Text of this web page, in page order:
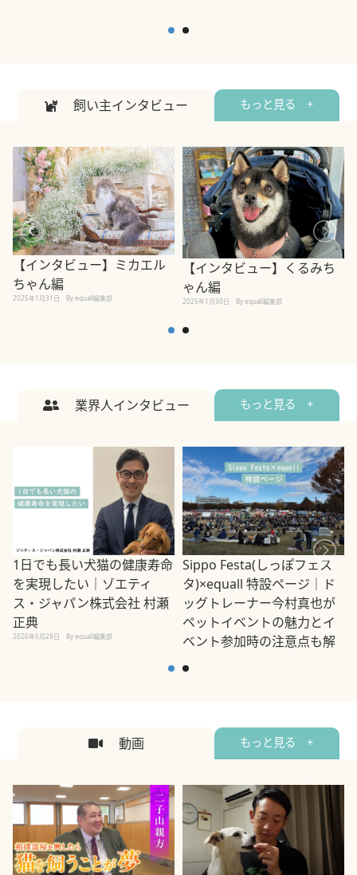
飼い主インタビュー もっと見る +
【インタビュー】ミカエル
ちゃん編
2025年1月31日 By equall編集部
【インタビュー】くるみち
ゃん編
2025年1月30日 By equall編集部
業界人インタビュー もっと見る +
1日でも長い犬猫の健康寿命
を実現したい｜ゾエティ
ス・ジャパン株式会社 村瀬
正典
2026年5月29日 By equall編集部
Sippo Festa(しっぽフェス
タ)×equall 特設ページ｜ド
ッグトレーナー今村真也が
ペットイベントの魅力とイ
ベント参加時の注意点も解
2026年5月12日
動画 もっと見る +